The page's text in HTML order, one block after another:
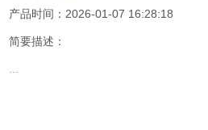
产品时间：2026-01-07 16:28:18
简要描述：
...